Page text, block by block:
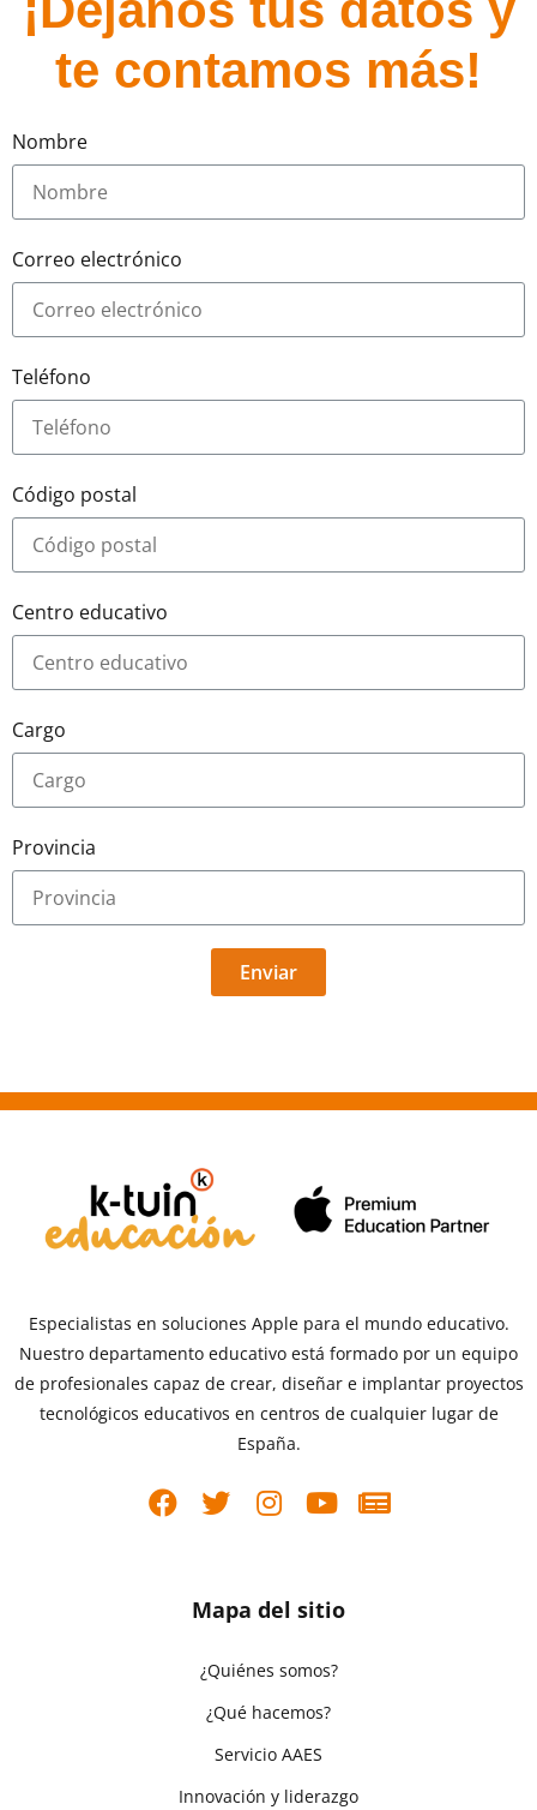
te contamos más!
Nombre
Correo electrónico
Teléfono
Código postal
Centro educativo
Cargo
Provincia
Enviar
Especialistas en soluciones Apple para el mundo educativo.
Nuestro departamento educativo está formado por un equipo
de profesionales capaz de crear, diseñar e implantar proyectos
tecnológicos educativos en centros de cualquier lugar de
España.
Mapa del sitio
¿Quiénes somos?
¿Qué hacemos?
Servicio AAES
Innovación y liderazgo